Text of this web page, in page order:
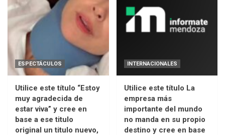
ESPECTÁCULOS
Utilice este título “Estoy
muy agradecida de
estar viva” y cree en
base a ese titulo
original un titulo nuevo,
INTERNACIONALES
Utilice este título La
empresa más
importante del mundo
no manda en su propio
destino y cree en base